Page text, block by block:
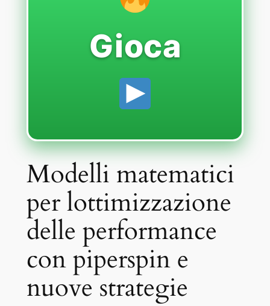
Gioca
Modelli matematici
per lottimizzazione
delle performance
con piperspin e
nuove strategie